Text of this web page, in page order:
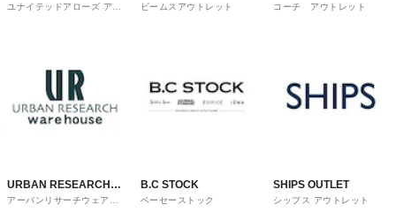
OUTLET
ユナイテッドアローズ アウ
ビームスアウトレット コーチ アウトレット
URBAN RESEARCH
ware house
アーバンリサーチウェアハ
B.C STOCK
ベーセーストック
SHIPS OUTLET
シップス アウトレット